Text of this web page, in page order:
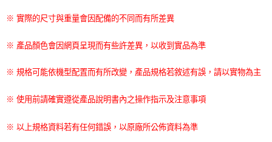
※ 實際的尺寸與重量會因配備的不同而有所差異
※ 產品顏色會因網頁呈現而有些許差異，以收到實品為準
※ 規格可能依機型配置而有所改變，產品規格若敘述有誤，請以實物為主
※ 使用前請確實遵從產品說明書內之操作指示及注意事項
※ 以上規格資料若有任何錯誤，以原廠所公佈資料為準